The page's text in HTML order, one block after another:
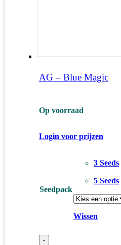
AG – Blue Magic
Op voorraad
Login voor prijzen
Seedpack
3 Seeds
5 Seeds
Wissen
-